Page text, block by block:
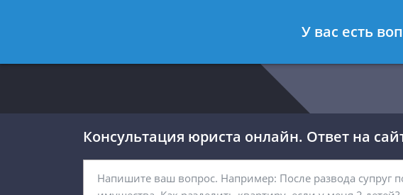
8 812 467-32-54
Консультация юриста онлайн. Ответ на
У вас есть